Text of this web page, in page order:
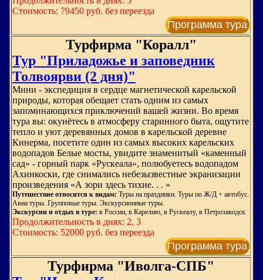
Стоимость: 79450 руб. без переезда
Программа тура
Турфирма "Коралл"
Тур "Приладожье и заповедник
Толвоярви (2 дня)"
Мини - экспедиция в сердце магнетической карельской
природы, которая обещает стать одним из самых
запоминающихся приключений вашей жизни. Во время
тура вы: окунётесь в атмосферу старинного быта, ощутите
тепло и уют деревянных домов в карельской деревне
Кинерма, посетите один из самых высоких карельских
водопадов Белые мосты, увидите знаменитый «каменный
сад» - горный парк «Рускеала», полюбуетесь водопадом
Ахинкоски, где снимались небезызвестные экранизации
произведения «А зори здесь тихие. . . »
Путешествие относится к видам: Туры на праздники. Туры по Ж/Д + автобус.
Авиа туры. Групповые туры. Экскурсионные туры.
Экскурсии и отдых в туре: в России, в Карелию, в Рускеалу, в Петрозаводск
Продолжительность в днях: 2, 3
Стоимость: 52000 руб. без переезда
Программа тура
Турфирма "Иволга-СПБ"